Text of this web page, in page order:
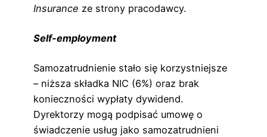
Insurance ze strony pracodawcy.
Self-employment
Samozatrudnienie stało się korzystniejsze
– niższa składka NIC (6%) oraz brak
konieczności wypłaty dywidend.
Dyrektorzy mogą podpisać umowę o
świadczenie usług jako samozatrudnieni